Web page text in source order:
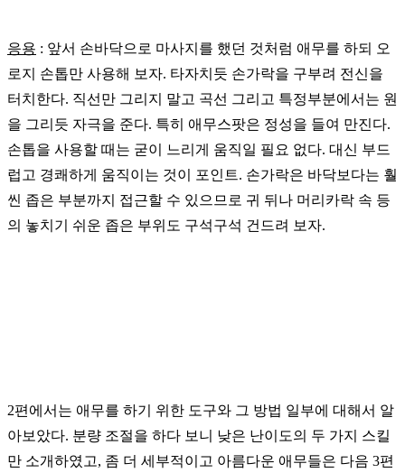
응용 : 앞서 손바닥으로 마사지를 했던 것처럼 애무를 하되 오
로지
손톱만 사용해 보자. 타자치듯 손가락을 구부려 전신을
터치한다. 직선만 그리지 말고 곡선 그리고 특정부분에서는 원
을 그리듯 자극을 준다. 특히 애무스팟은 정성을 들여 만진다.
손톱을 사용할 때는 굳이 느리게 움직일 필요 없다. 대신 부드
럽고 경쾌하게 움직이는 것이 포인트. 손가락은 바닥보다는 훨
씬 좁은 부분까지 접근할 수 있으므로 귀 뒤나 머리카락 속 등
의 놓치기 쉬운 좁은 부위도 구석구석 건드려 보자.
2편에서는 애무를 하기 위한 도구와 그 방법 일부에 대해서 알
아보았다. 분량 조절을 하다 보니 낮은 난이도의 두 가지
스킬
만 소개하였고, 좀 더 세부적이고 아름다운 애무들은 다음 3편